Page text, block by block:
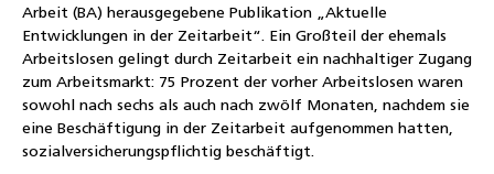
Arbeit (BA) herausgegebene Publikation „Aktuelle
Entwicklungen in der Zeitarbeit“. Ein Großteil der ehemals
Arbeitslosen gelingt durch Zeitarbeit ein nachhaltiger Zugang
zum Arbeitsmarkt: 75 Prozent der vorher Arbeitslosen waren
sowohl nach sechs als auch nach zwölf Monaten, nachdem sie
eine Beschäftigung in der Zeitarbeit aufgenommen hatten,
sozialversicherungspflichtig beschäftigt.